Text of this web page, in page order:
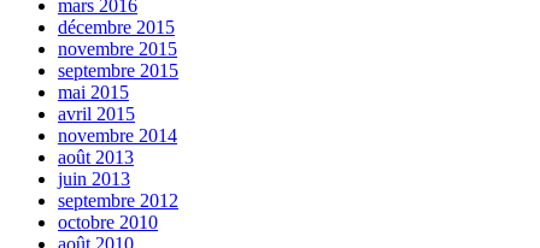
mars 2016
décembre 2015
novembre 2015
septembre 2015
mai 2015
avril 2015
novembre 2014
août 2013
juin 2013
septembre 2012
octobre 2010